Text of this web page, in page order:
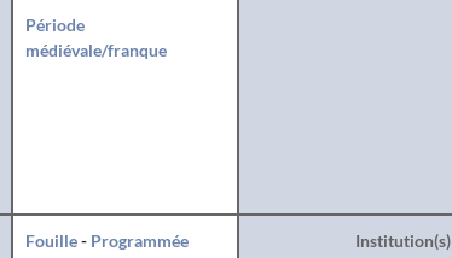
Période
médiévale/franque
Fouille- Programmée Institution(s)